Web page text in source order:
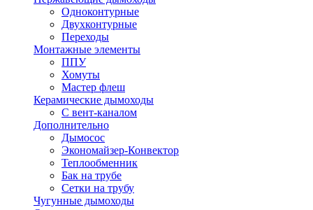
Одноконтурные
Двухконтурные
Переходы
Монтажные элементы
ППУ
Хомуты
Мастер флеш
Керамические дымоходы
С вент-каналом
Дополнительно
Дымосос
Экономайзер-Конвектор
Теплообменник
Бак на трубе
Сетки на трубу
Чугунные дымоходы